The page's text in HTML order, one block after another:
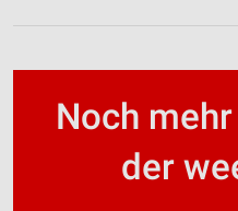
Noch
der